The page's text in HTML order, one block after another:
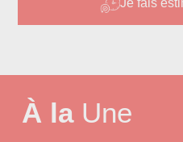
À laUne